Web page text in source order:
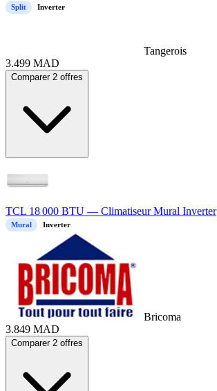
Split Inverter
Tangerois
3.499 MAD
Comparer 2 offres
TCL 18 000 BTU — Climatiseur Mural Inverter
Mural Inverter
Bricoma
3.849 MAD
Comparer 2 offres